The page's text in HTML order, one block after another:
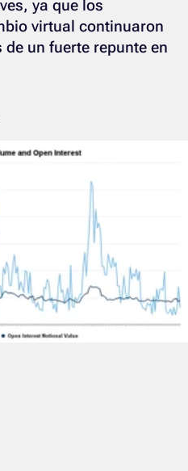
ya que los
virtual continuaron
un fuerte repunte en